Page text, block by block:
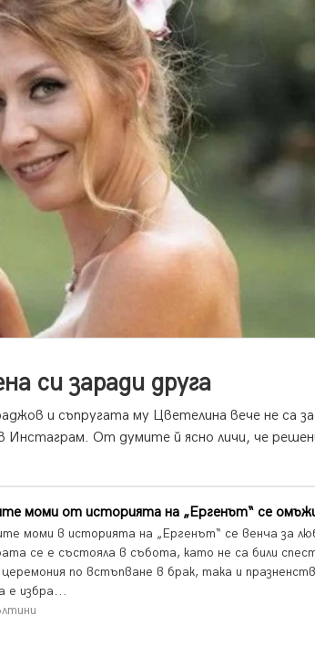
си заради друга
и съпругата му Цветелина вече не са
Инстаграм. От думите й ясно личи, че
моми от историята на „Ергенът“ се
моми в историята на „Ергенът“ се венча за
се е състояла в събота, като не са били
по встъпване в брак, така и
е избра...